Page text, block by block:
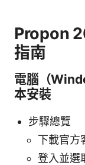
Propon
指南
電腦（
本安裝
步驟總覽
下載官方
登入並選